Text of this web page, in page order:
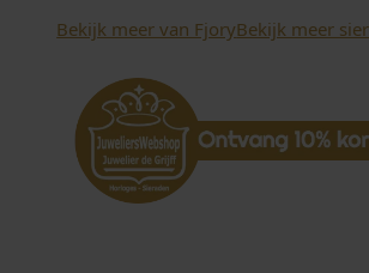
e
Bekijk meer van FjoryBekijk meer